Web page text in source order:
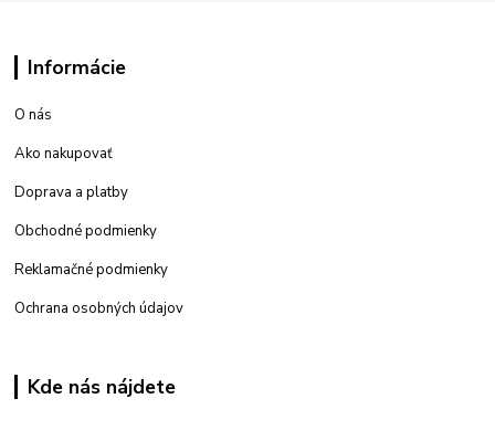
Informácie
O nás
Ako nakupovať
Doprava a platby
Obchodné podmienky
Reklamačné podmienky
Ochrana osobných údajov
Kde nás nájdete